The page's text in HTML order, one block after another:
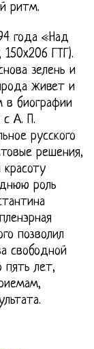
ритм.
года «Над
ГТГ).
зелень и
живет и
в биографии
с А. П.
русского
решения,
роль
позволил
свободной
пять лет,